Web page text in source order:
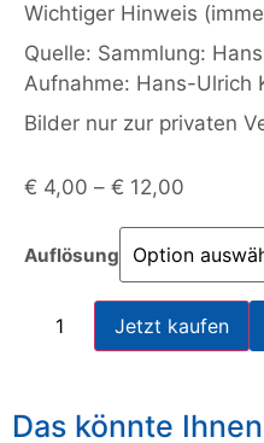
Wichtiger Hinweis
Quelle: Sammlung:
Aufnahme: Hans-Ulrich
Bilder nur zur privaten
€ 4,00 – € 12,00
Auflösung
Jetzt kaufen
Das könnte